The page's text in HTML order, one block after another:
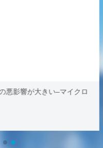
悪影響が大きい–マイクロ